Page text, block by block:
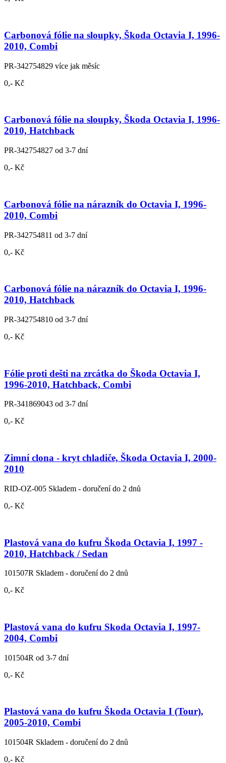
Carbonová fólie na sloupky, Škoda Octavia I, 1996-
2010, Combi
PR-342754829 více jak měsíc
0,- Kč
Carbonová fólie na sloupky, Škoda Octavia I, 1996-
2010, Hatchback
PR-342754827 od 3-7 dní
0,- Kč
Carbonová fólie na nárazník do Octavia I, 1996-
2010, Combi
PR-342754811 od 3-7 dní
0,- Kč
Carbonová fólie na nárazník do Octavia I, 1996-
2010, Hatchback
PR-342754810 od 3-7 dní
0,- Kč
Fólie proti dešti na zrcátka do Škoda Octavia I,
1996-2010, Hatchback, Combi
PR-341869043 od 3-7 dní
0,- Kč
Zimní clona - kryt chladiče, Škoda Octavia I, 2000-
2010
RID-OZ-005 Skladem - doručení do 2 dnů
0,- Kč
Plastová vana do kufru Škoda Octavia I, 1997 -
2010, Hatchback / Sedan
101507R Skladem - doručení do 2 dnů
0,- Kč
Plastová vana do kufru Skoda Octavia I, 1997-
2004, Combi
101504R od 3-7 dní
0,- Kč
Plastová vana do kufru Škoda Octavia I (Tour),
2005-2010, Combi
101504R Skladem - doručení do 2 dnů
0,- Kč